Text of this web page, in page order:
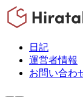
日記
運営者情報
お問い合わ